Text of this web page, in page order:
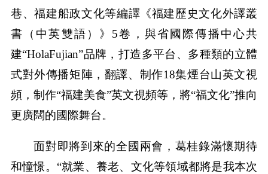
巷、福建船政文化等編譯《福建歷史文化外譯叢
書（中英雙語）》5卷，與省國際傳播中心共
建“HolaFujian”品牌，打造多平台、多種類的立體
式對外傳播矩陣，翻譯、制作18集煙台山英文視
頻，制作“福建美食”英文視頻等，將“福文化”推向
更廣闊的國際舞台。
面對即將到來的全國兩會，葛桂錄滿懷期待
和憧憬。“就業、養老、文化等領域都將是我本次